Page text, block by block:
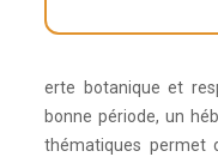
erte botanique et
bonne période, un
thématiques permet